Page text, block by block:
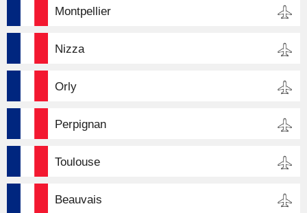
Montpellier
Nizza
Orly
Perpignan
Toulouse
Beauvais